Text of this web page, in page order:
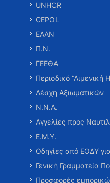
UNHCR
CEPOL
ΕΑΑΝ
Π.Ν.
ΓΕΕΘΑ
Περιοδικό “Λιμενική
Λέσχη Αξιωματικών
Ν.Ν.Α.
Αγγελίες προς
Ε.Μ.Υ.
Οδηγίες από ΕΟΔΥ
Γενική Γραμματεία
Προσφορές